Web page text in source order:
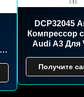
DCP32045
Компрессор
Audi A3 Для
Получите